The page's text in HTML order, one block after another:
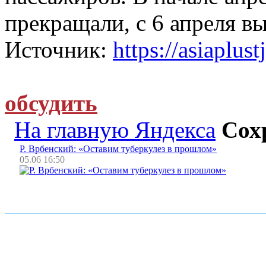
прекращали, с 6 апреля
Источник: https://
обсудить
На главную Яндекса
Р. Врбенский: «Оставим туберкулез в прошлом»
05.06 16:50